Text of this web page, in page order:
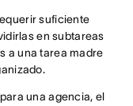
suficiente
en subtareas
a una tarea madre
una agencia, el